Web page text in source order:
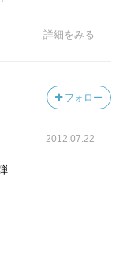
してもらいたい
詳細をみる
フォロー
2012.07.22